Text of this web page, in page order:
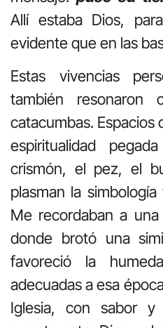
Allí estaba Dios,
evidente que en las
Estas vivencias
también
catacumbas. Espacios
espiritualidad
crismón, el pez, el
plasman la
Me recordaban a
donde brotó una
favoreció la
adecuadas a esa
Iglesia, con sabor y